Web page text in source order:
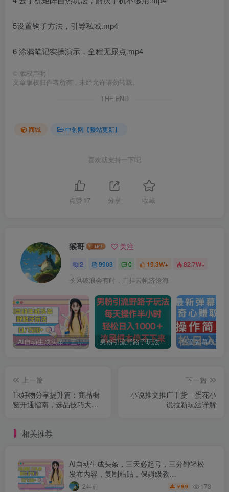
5设置钩子方法，引导私域.mp4
6 涂鸦笔记实操演示，全程无尿点.mp4
© 版权声明
文章版权归作者所有，未经允许请勿转载。
THE END
商城 中创网【整站更新】
喜欢就支持一下吧
点赞 17 分享 收藏
猴哥 关注
2 9903 0 19.3W+ 82.7W+
长风破浪会有时，直挂云帆济沧海
AI自动生成头条，三天必起号，三分钟轻松发布内容，复制粘贴，保姆级教… 男粉引流野路子玩法，每天操作半小时轻松日入1000＋，流量根本停不下来
上一篇
Tk好物分享提升篇：商品橱
窗开通指南，选品技巧大公
下一篇
小说推文推广干货—蛋花小
说拉新玩法详解
相关推荐
AI自动生成头条，三天必起号，三分钟轻松
发布内容，复制粘贴，保姆级教…
2年前 ￥9.9 173